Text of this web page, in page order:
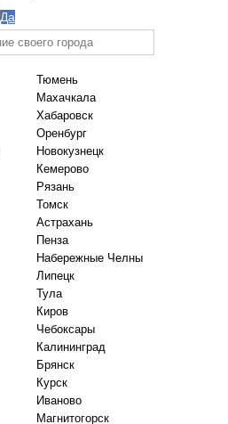
Да
Тюмень
Махачкала
Хабаровск
Оренбург
Новокузнецк
Кемерово
Рязань
Томск
Астрахань
Пенза
Набережные Челны
Липецк
Тула
Киров
Чебоксары
Калининград
Брянск
Курск
Иваново
Магнитогорск